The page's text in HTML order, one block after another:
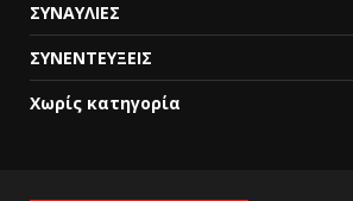
ΣΥΝΑΥΛΙΕΣ
ΣΥΝΕΝΤΕΥΞΕΙΣ
Χωρίς κατηγορία